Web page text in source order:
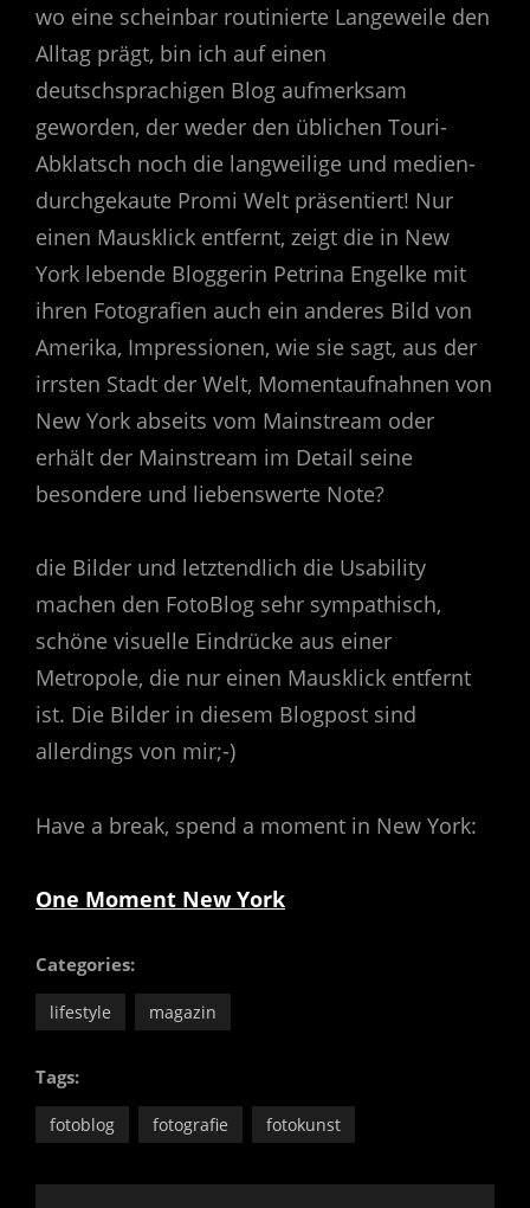
wo eine scheinbar routinierte Langeweile den
Alltag prägt, bin ich auf einen
deutschsprachigen Blog aufmerksam
geworden, der weder den üblichen Touri-
Abklatsch noch die langweilige und medien-
durchgekaute Promi Welt präsentiert! Nur
einen Mausklick entfernt, zeigt die in New
York lebende Bloggerin Petrina Engelke mit
ihren Fotografien auch ein anderes Bild von
Amerika, Impressionen, wie sie sagt, aus der
irrsten Stadt der Welt, Momentaufnahnen von
New York abseits vom Mainstream oder
erhält der Mainstream im Detail seine
besondere und liebenswerte Note?
die Bilder und letztendlich die Usability
machen den FotoBlog sehr sympathisch,
schöne visuelle Eindrücke aus einer
Metropole, die nur einen Mausklick entfernt
ist. Die Bilder in diesem Blogpost sind
allerdings von mir;-)
Have a break, spend a moment in New York:
One Moment New York
Categories:
lifestyle magazin
Tags:
fotoblog fotografie fotokunst